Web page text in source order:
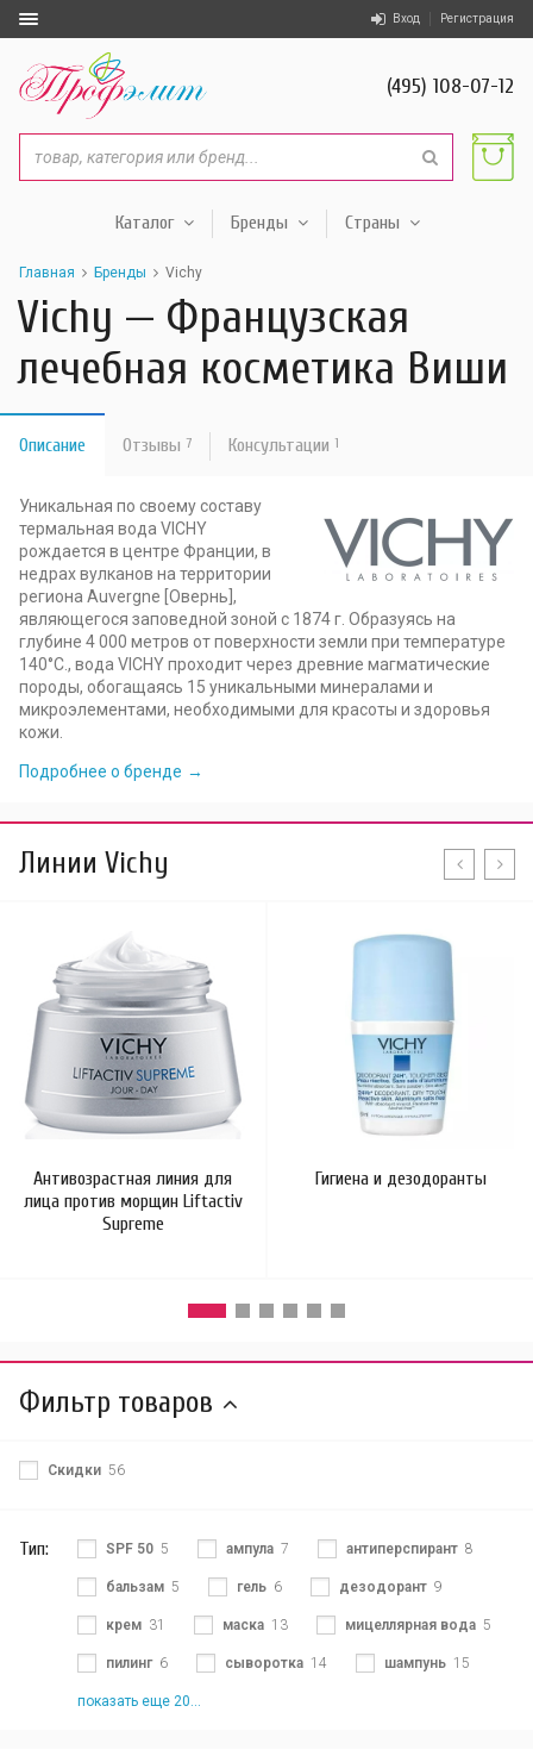
Вход Регистрация
(495) 108-07-12
Каталог Бренды Страны
Главная Бренды Vichy
Vichy — Французская
лечебная косметика Виши
Описание Отзывы 7 Консультации 1
Уникальная по своему составу
термальная вода VICHY
рождается в центре Франции, в
недрах вулканов на территории
региона Auvergne [Овернь],
являющегося заповедной зоной с 1874 г. Образуясь на
глубине 4 000 метров от поверхности земли при температуре
140°C., вода VICHY проходит через древние магматические
породы, обогащаясь 15 уникальными минералами и
микроэлементами, необходимыми для красоты и здоровья
кожи.
Подробнее о бренде
Линии Vichy
Антивозрастная линия для
лица против морщин Liftactiv
Supreme
Гигиена и дезодоранты
Фильтр товаров
Скидки 56
Тип: SPF 50 5 ампула 7 антиперспирант 8
бальзам 5 гель 6 дезодорант 9
крем 31 маска 13 мицеллярная вода 5
пилинг 6 сыворотка 14 шампунь 15
показать еще 20...